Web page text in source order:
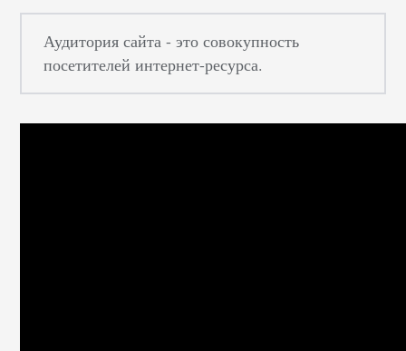
Аудитория сайта - это совокупность
посетителей интернет-ресурса.